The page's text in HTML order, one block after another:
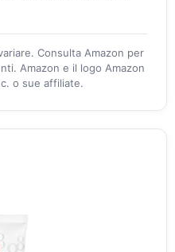
Consulta Amazon per
Amazon e il logo Amazon
o sue affiliate.